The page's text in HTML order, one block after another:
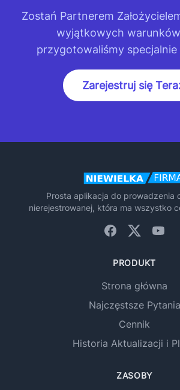
Zostań Partnerem
wyjątkowych
przygotowaliśmy specjalnie
Zarejestruj się
Prosta aplikacja do prowadzenia
nierejestrowanej, która ma wszystko
FacebookX (Twitter)
PRODUKT
Strona główna
Najczęstsze Pytania
Cennik
Historia Aktualizacji i
ZASOBY